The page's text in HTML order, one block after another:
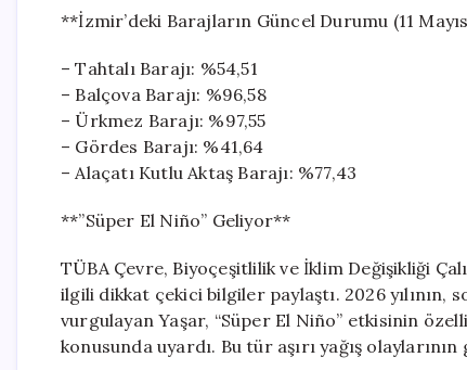
**İzmir’deki Barajların Güncel Durumu (11
– Tahtalı Barajı: %54,51
– Balçova Barajı: %96,58
– Ürkmez Barajı: %97,55
– Gördes Barajı: %41,64
– Alaçatı Kutlu Aktaş Barajı: %77,43
**”Süper El Niño” Geliyor**
TÜBA Çevre, Biyoçeşitlilik ve İklim Değişikliği
ilgili dikkat çekici bilgiler paylaştı. 2026 yılının,
vurgulayan Yaşar, “Süper El Niño” etkisinin
konusunda uyardı. Bu tür aşırı yağış